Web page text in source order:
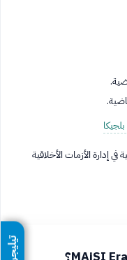
إدارة الأزمات الأخلاقية